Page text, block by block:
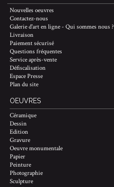
Nouvelles oeuvres
Contactez-nous
Galerie d'art en ligne - Qui sommes nous ?
Livraison
Paiement sécurisé
Questions fréquentes
Service après-vente
Défiscalisation
Espace Presse
Plan du site
OEUVRES
Céramique
Dessin
Edition
Gravure
Oeuvre monumentale
Papier
Peinture
Photographie
Sculpture